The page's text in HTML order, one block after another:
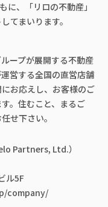
に、「リロの不動産」
てまいります。
ープが展開する不動産
営する全国の直営店舗
お応えし、お客様のご
。住むこと、まるご
せ下さい。
Partners, Ltd.）
ル5F
company/